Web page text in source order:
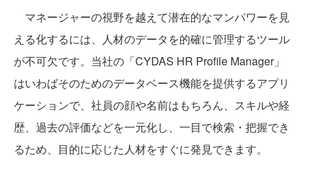
マネージャーの視野を越えて潜在的なマンパワーを見
える化するには、人材のデータを的確に管理するツール
が不可欠です。当社の「CYDAS HR Profile Manager」
はいわばそのためのデータベース機能を提供するアプリ
ケーションで、社員の顔や名前はもちろん、スキルや経
歴、過去の評価などを一元化し、一目で検索・把握でき
るため、目的に応じた人材をすぐに発見できます。